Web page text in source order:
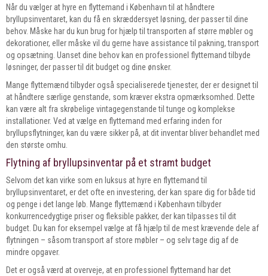
Når du vælger at hyre en flyttemand i København til at håndtere
bryllupsinventaret, kan du få en skræddersyet løsning, der passer til dine
behov. Måske har du kun brug for hjælp til transporten af større møbler og
dekorationer, eller måske vil du gerne have assistance til pakning, transport
og opsætning. Uanset dine behov kan en professionel flyttemand tilbyde
løsninger, der passer til dit budget og dine ønsker.
Mange flyttemænd tilbyder også specialiserede tjenester, der er designet til
at håndtere særlige genstande, som kræver ekstra opmærksomhed. Dette
kan være alt fra skrøbelige vintagegenstande til tunge og komplekse
installationer. Ved at vælge en flyttemand med erfaring inden for
bryllupsflytninger, kan du være sikker på, at dit inventar bliver behandlet med
den største omhu.
Flytning af bryllupsinventar på et stramt budget
Selvom det kan virke som en luksus at hyre en flyttemand til
bryllupsinventaret, er det ofte en investering, der kan spare dig for både tid
og penge i det lange løb. Mange flyttemænd i København tilbyder
konkurrencedygtige priser og fleksible pakker, der kan tilpasses til dit
budget. Du kan for eksempel vælge at få hjælp til de mest krævende dele af
flytningen – såsom transport af store møbler – og selv tage dig af de
mindre opgaver.
Det er også værd at overveje, at en professionel flyttemand har det